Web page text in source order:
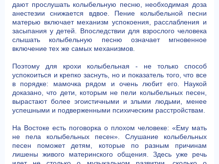
дают прослушать колыбельную песню, необходимая доза
анестезии снижается вдвое. Пение колыбельной песни
матерью включает механизм успокоения, расслабления и
засыпания у детей. Впоследствии для взрослого человека
слышать колыбельную песню означает мгновенное
включение тех же самых механизмов.
Поэтому для крохи колыбельная - не только способ
успокоиться и крепко заснуть, но и показатель того, что все
в порядке: мамочка рядом и очень любит его. Наукой
доказано, что дети, которым не пели колыбельных песен,
вырастают более эгоистичными и злыми людьми, менее
успешными и подверженными психическим расстройствам.
На Востоке есть поговорка о плохом человеке: «Ему мать
не пела колыбельных песен». Слушание колыбельных
песен поможет детям, которые по разным причинам
лишены живого материнского общения. Здесь уже речь